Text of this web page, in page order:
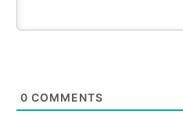
0 COMMENTS